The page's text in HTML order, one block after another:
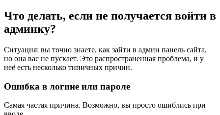
Что делать, если не получается войти в
админку?
Ситуация: вы точно знаете, как зайти в админ панель сайта,
но она вас не пускает. Это распространенная проблема, и у
неё есть несколько типичных причин.
Ошибка в логине или пароле
Самая частая причина. Возможно, вы просто ошиблись при